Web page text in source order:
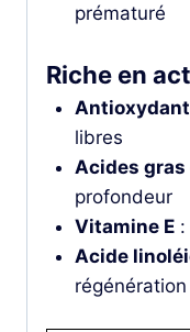
prématuré
Riche en
libres
Acides
profondeur
Vitamine E:
Acide